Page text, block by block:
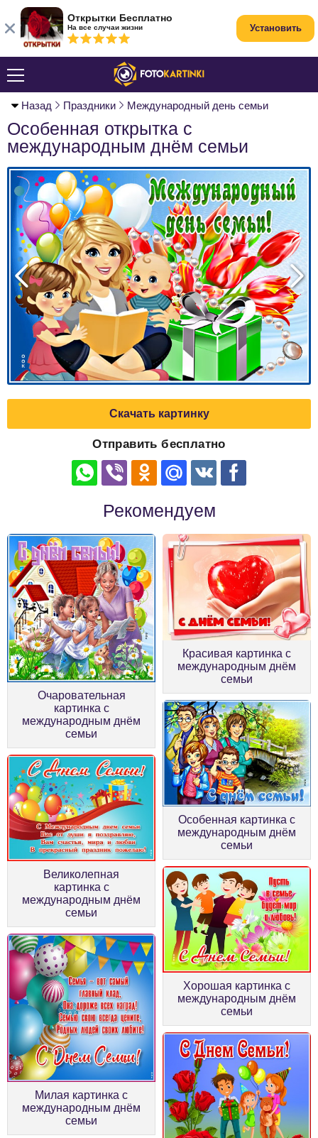
Назад Праздники Международный день семьи
Особенная открытка с
международным днём семьи
Скачать картинку
Отправить бесплатно
Рекомендуем
Очаровательная
картинка с
международным днём
семьи
Красивая картинка с
международным днём
семьи
Великолепная
картинка с
международным днём
семьи
Особенная картинка с
международным днём
семьи
Милая картинка с
международным днём
семьи
Хорошая картинка с
международным днём
семьи
Открытки Бесплатно
На все случаи жизни Установить